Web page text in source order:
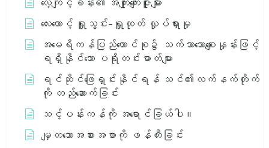
လေးထောင့် ရှူသွင်း-ရှူထုတ် လှုပ်ရှားမှု
အမေရိကန်ပြည်ထောင်စု၌ သက်သာသောစျေးနှုန်းဖြင့်
ရရှိနိုင်သော ပရိုတင်းဓာတ်များ
ရင်ဆိုင်ဖြေရှင်းနိုင်ရန် သင်၏လက်နက်တိုက်
ကို တည်ဆောက်ခြင်း
သင့်ပန်းကန်ကို အရောင်ခြယ်ပါ။
မျှတသောအစားအစာကို ဖန်တီးခြင်း